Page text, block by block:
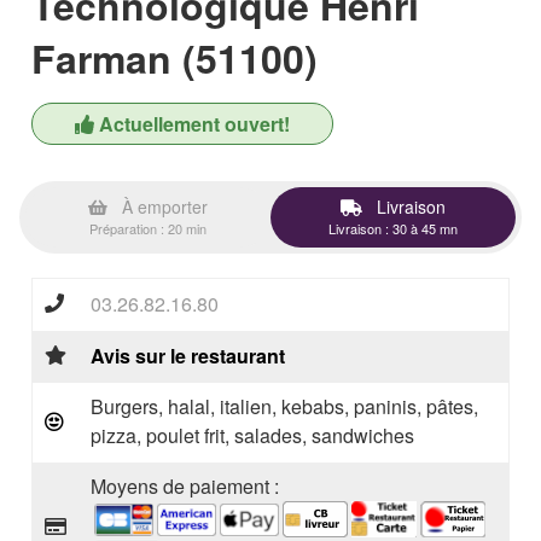
Farman (51100)
Actuellement ouvert!
À emporter
Préparation : 20 min
Livraison
Livraison : 30 à 45 mn
03.26.82.16.80
Avis sur le restaurant
Burgers, halal, italien, kebabs, paninis, pâtes,
pizza, poulet frit, salades, sandwiches
Moyens de paiement :